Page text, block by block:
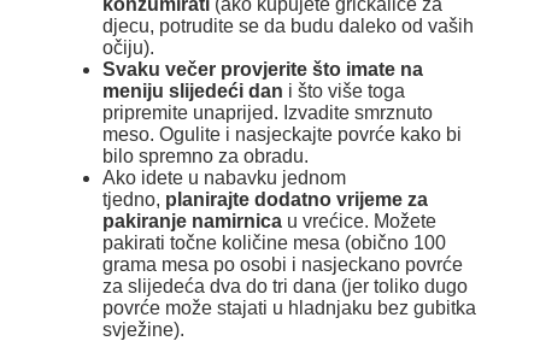
konzumirati (ako kupujete grickalice za
djecu, potrudite se da budu daleko od vaših
očiju).
Svaku večer provjerite što imate na
meniju slijedeći dan i što više toga
pripremite unaprijed. Izvadite smrznuto
meso. Ogulite i nasjeckajte povrće kako bi
bilo spremno za obradu.
Ako idete u nabavku jednom
tjedno, planirajte dodatno vrijeme za
pakiranje namirnica u vrećice. Možete
pakirati točne količine mesa (obično 100
grama mesa po osobi i nasjeckano povrće
za slijedeća dva do tri dana (jer toliko dugo
povrće može stajati u hladnjaku bez gubitka
svježine).